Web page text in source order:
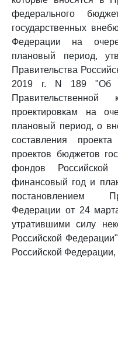
федерального
государственных
Федерации на
плановый период,
Правительства
2019 г. N 189 "Об
проектировкам на
плановый период, о
составления
проектов бюджетов
фондов
финансовый год и
постановлением
Федерации от 24
утратившими силу
Российской
Российской Федерации,